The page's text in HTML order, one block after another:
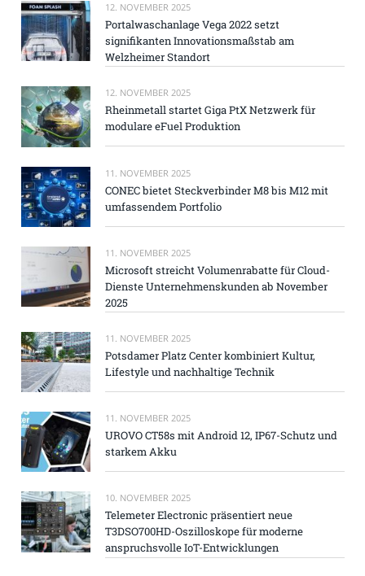
12. NOVEMBER 2025
Portalwaschanlage Vega 2022 setzt
signifikanten Innovationsmaßstab am
Welzheimer Standort
12. NOVEMBER 2025
Rheinmetall startet Giga PtX Netzwerk für
modulare eFuel Produktion
11. NOVEMBER 2025
CONEC bietet Steckverbinder M8 bis M12 mit
umfassendem Portfolio
11. NOVEMBER 2025
Microsoft streicht Volumenrabatte für Cloud-
Dienste Unternehmenskunden ab November
2025
11. NOVEMBER 2025
Potsdamer Platz Center kombiniert Kultur,
Lifestyle und nachhaltige Technik
11. NOVEMBER 2025
UROVO CT58s mit Android 12, IP67-Schutz und
starkem Akku
10. NOVEMBER 2025
Telemeter Electronic präsentiert neue
T3DSO700HD-Oszilloskope für moderne
anspruchsvolle IoT-Entwicklungen